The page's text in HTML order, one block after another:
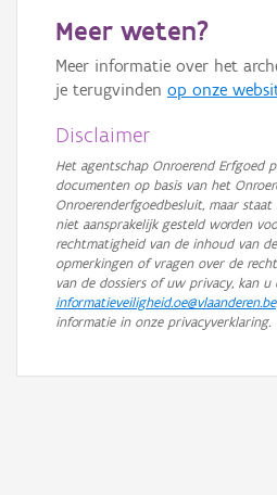
GRB-Basiskaart in
Meer weten?
Meer informatie over het
je terugvinden op onze
Disclaimer
Het agentschap Onroerend Erfgoed
documenten op basis van het
Onroerenderfgoedbesluit, maar
niet aansprakelijk gesteld worden
rechtmatigheid van de inhoud van
opmerkingen of vragen over de
van de dossiers of uw privacy, kan
informatieveiligheid.oe@vlaanderen.be
informatie in onze privacyverklaring.